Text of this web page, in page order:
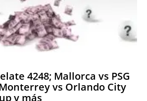
4248; Mallorca vs PSG
vs Orlando City
y más